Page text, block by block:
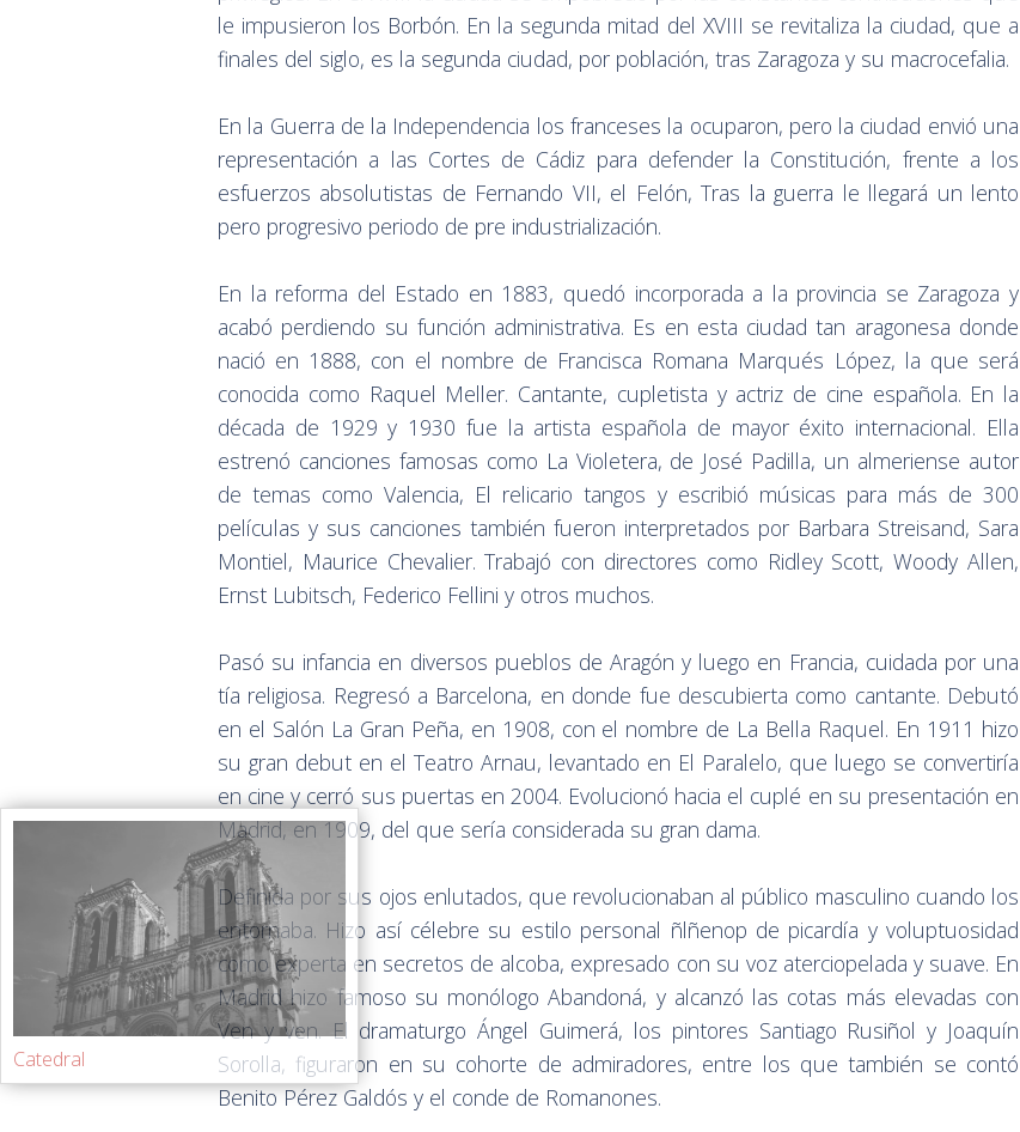
le impusieron los Borbón. En la segunda mitad del XVIII se revitaliza la ciudad, que a
finales del siglo, es la segunda ciudad, por población, tras Zaragoza y su macrocefalia.
En la Guerra de la Independencia los franceses la ocuparon, pero la ciudad envió una
representación a las Cortes de Cádiz para defender la Constitución, frente a los
esfuerzos absolutistas de Fernando VII, el Felón, Tras la guerra le llegará un lento
pero progresivo periodo de pre industrialización.
En la reforma del Estado en 1883, quedó incorporada a la provincia se Zaragoza y
acabó perdiendo su función administrativa. Es en esta ciudad tan aragonesa donde
nació en 1888, con el nombre de Francisca Romana Marqués López, la que será
conocida como Raquel Meller. Cantante, cupletista y actriz de cine española. En la
década de 1929 y 1930 fue la artista española de mayor éxito internacional. Ella
estrenó canciones famosas como La Violetera, de José Padilla, un almeriense autor
de temas como Valencia, El relicario tangos y escribió músicas para más de 300
películas y sus canciones también fueron interpretados por Barbara Streisand, Sara
Montiel, Maurice Chevalier. Trabajó con directores como Ridley Scott, Woody Allen,
Ernst Lubitsch, Federico Fellini y otros muchos.
Pasó su infancia en diversos pueblos de Aragón y luego en Francia, cuidada por una
tía religiosa. Regresó a Barcelona, en donde fue descubierta como cantante. Debutó
en el Salón La Gran Peña, en 1908, con el nombre de La Bella Raquel. En 1911 hizo
su gran debut en el Teatro Arnau, levantado en El Paralelo, que luego se convertiría
en cine y cerró sus puertas en 2004. Evolucionó hacia el cuplé en su presentación en
Madrid, en 1909, del que sería considerada su gran dama.
Definida por sus ojos enlutados, que revolucionaban al público masculino cuando los
entornaba. Hizo así célebre su estilo personal ñlñenop de picardía y voluptuosidad
como experta en secretos de alcoba, expresado con su voz aterciopelada y suave. En
Madrid hizo famoso su monólogo Abandoná, y alcanzó las cotas más elevadas con
Ven y ven. El dramaturgo Ángel Guimerá, los pintores Santiago Rusiñol y Joaquín
Sorolla, figuraron en su cohorte de admiradores, entre los que también se contó
Benito Pérez Galdós y el conde de Romanones.
Catedral